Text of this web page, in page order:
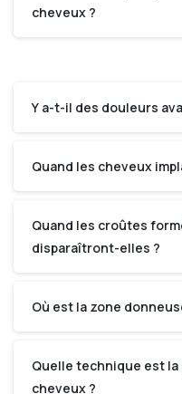
cheveux ?
Y a-t-il des douleurs
Quand les cheveux
Quand les croûtes
disparaîtront-elles ?
Où est la zone
Quelle technique est la
cheveux ?